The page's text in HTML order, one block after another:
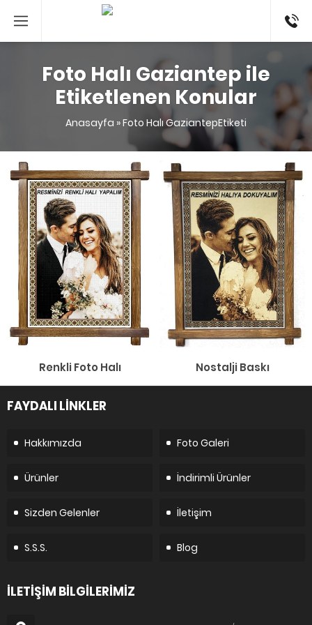
Foto Halı Gaziantep ile
Etiketlenen Konular
Anasayfa »Foto Halı GaziantepEtiketi
Renkli Foto Halı Nostalji Baskı
FAYDALI LİNKLER
Hakkımızda Foto Galeri
Ürünler İndirimli Ürünler
Sizden Gelenler İletişim
S.S.S. Blog
İLETİŞİM BİLGİLERİMİZ